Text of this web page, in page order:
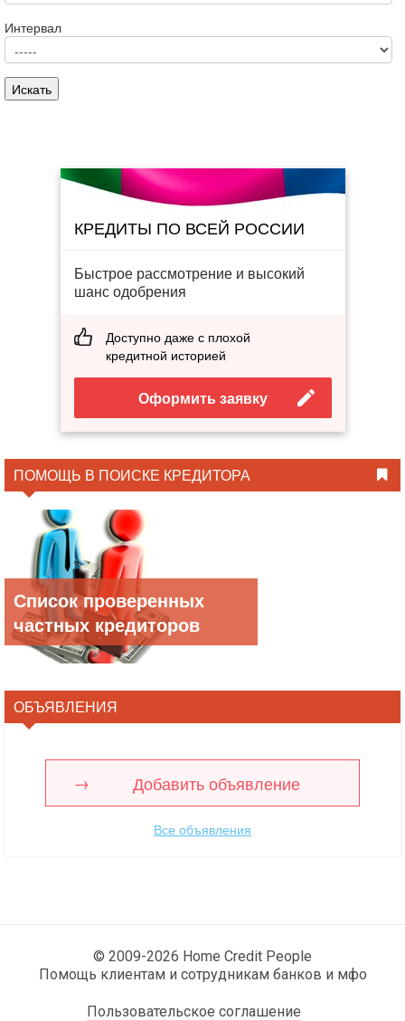
Интервал
КРЕДИТЫ ПО ВСЕЙ РОССИИ
Быстрое рассмотрение и высокий
шанс одобрения
Доступно даже с плохой
кредитной историей
Оформить заявку
ПОМОЩЬ В ПОИСКЕ КРЕДИТОРА
Список проверенных
частных кредиторов
ОБЪЯВЛЕНИЯ
Добавить объявление
Все объявления
© 2009-2026 Home Credit People
Помощь клиентам и сотрудникам банков и мфо
Пользовательское соглашение